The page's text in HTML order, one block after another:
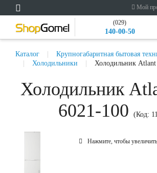
Мой
(029)
140-00-50
Каталог
Крупногабаритная бытовая
Холодильники
Холодильник
Холодильник
6021-100
(Код:
Нажмите, чтобы